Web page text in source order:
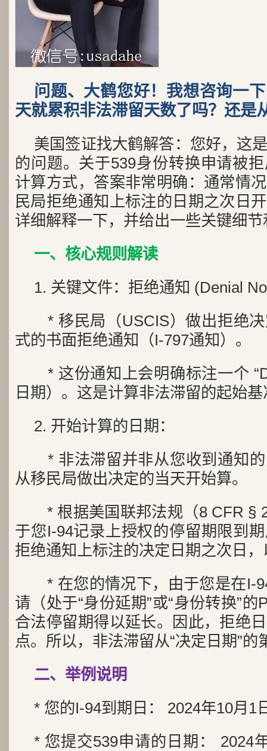
问题、大鹤您好！我想咨询一
天就累积非法滞留天数了吗？还是
美国签证找大鹤解答：您好，这
的问题。关于539身份转换申请被
计算方式，答案非常明确：通常情
民局拒绝通知上标注的日期之次日
详细解释一下，并给出一些关键细
一、核心规则解读
1. 关键文件：拒绝通知 (Denial
* 移民局（USCIS）做出拒绝
式的书面拒绝通知（I-797通知）。
* 这份通知上会明确标注一个
日期）。这是计算非法滞留的起始
2. 开始计算的日期：
* 非法滞留并非从您收到通知
从移民局做出决定的当天开始算。
* 根据美国联邦法规（8 CFR §
于您I-94记录上授权的停留期限到
拒绝通知上标注的决定日期之次日
* 在您的情况下，由于您是在I-
请（处于“身份延期”或“身份转换”
合法停留期得以延长。因此，拒绝
点。所以，非法滞留从“决定日期”的
二、举例说明
* 您的I-94到期日： 2024年10月1
* 您提交539申请的日期： 2024